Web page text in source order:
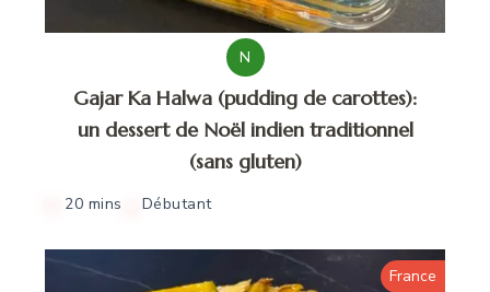
N
Gajar Ka Halwa (pudding de carottes):
un dessert de Noël indien traditionnel
(sans gluten)
20 mins Débutant
France